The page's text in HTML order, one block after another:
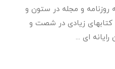
روزنامه و مجله در ستون و
کتابهای زیادی در شصت و
ای ...